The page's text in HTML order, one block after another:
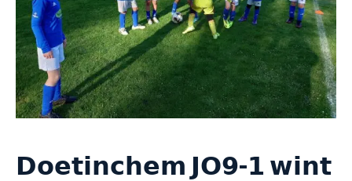
𝗗𝗼𝗲𝘁𝗶𝗻𝗰𝗵𝗲𝗺 𝗝𝗢𝟵-𝟭 𝘄𝗶𝗻𝘁